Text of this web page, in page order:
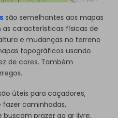
são semelhantes aos mapas
as características físicas de
e mudanças no terreno
topográficos usando
de cores. Também
úteis para caçadores,
fazer caminhadas,
prazer ao ar livre.